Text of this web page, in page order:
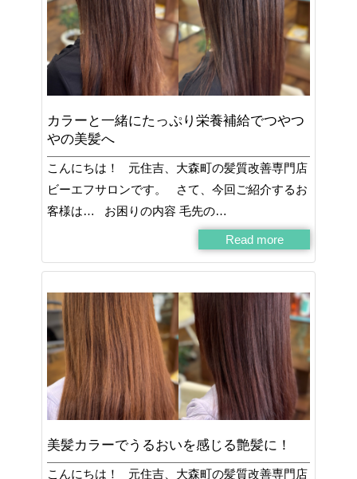
カラーと一緒にたっぷり栄養補給でつやつ
やの美髪へ
こんにちは！ 元住吉、大森町の髪質改善専門店
ビーエフサロンです。 さて、今回ご紹介するお
客様は… お困りの内容 毛先の…
Read more
美髪カラーでうるおいを感じる艶髪に！
こんにちは！ 元住吉、大森町の髪質改善専門店